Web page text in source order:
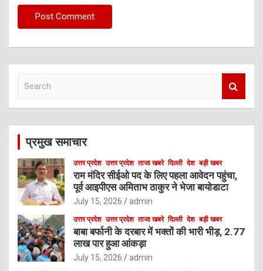
c
प्रमुख समाचार
उत्तर प्रदेश उत्तर प्रदेश ताजा खबरे दिल्ली देश बड़ी खबर
राम मंदिर सीईओ पद के लिए पहला आवेदन पहुंचा,
पूर्व आइपीएस अमिताभ ठाकुर ने भेजा बायोडाटा
July 15, 2026 admin
उत्तर प्रदेश उत्तर प्रदेश ताजा खबरे दिल्ली देश बड़ी खबर
बाबा बर्फानी के दरबार में भक्तों की भारी भीड़, 2.77
लाख पार हुआ आंकड़ा
July 15, 2026 admin